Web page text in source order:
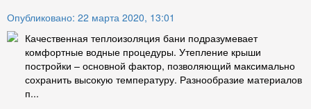
Опубликовано: 22 марта 2020, 13:01
Качественная теплоизоляция бани подразумевает
комфортные водные процедуры. Утепление крыши
постройки – основной фактор, позволяющий максимально
сохранить высокую температуру. Разнообразие материалов
п...